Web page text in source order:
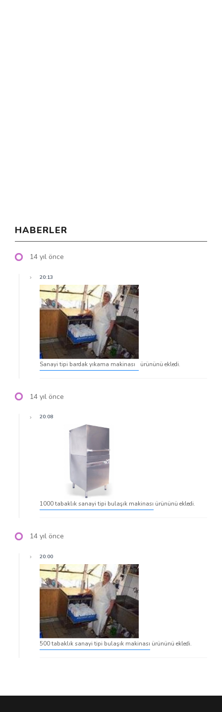
HABERLER
14 yıl önce
20:13
Sanayi tipi bardak yıkama makinası ürününü ekledi.
14 yıl önce
20:08
1000 tabaklık sanayi tipi bulaşık makinası ürününü ekledi.
14 yıl önce
20:00
500 tabaklık sanayi tipi bulaşık makinası ürününü ekledi.